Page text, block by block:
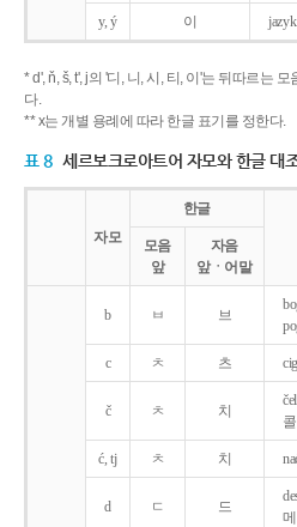
y, ý 이 jazyk
* d', ň, š, t', j의 '디, 니, 시, 티, 이'는 뒤따르는
다.
** x는 개별 용례에 따라 한글 표기를 정한다.
표 8 세르보크로아트어 자모와 한글 대
자모
한글
모음
앞
자음
앞ㆍ어말
b ㅂ 브
c ㅊ 츠
č ㅊ 치
ć, tj ㅊ 치
d ㄷ 드